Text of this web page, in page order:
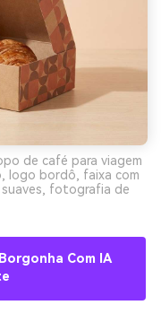
de café para viagem
logo bordô, faixa com
fotografia de
Com IA